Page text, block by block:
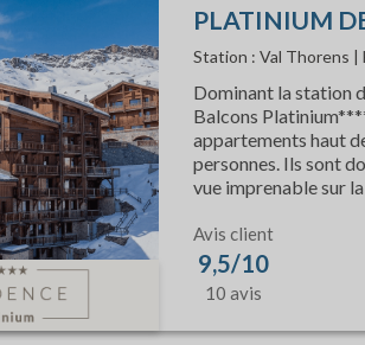
PLATINIUM
Station : Val Thorens
Dominant la station
Balcons
appartements haut
personnes. Ils sont
vue imprenable sur
Avis client
9,5/10
10 avis